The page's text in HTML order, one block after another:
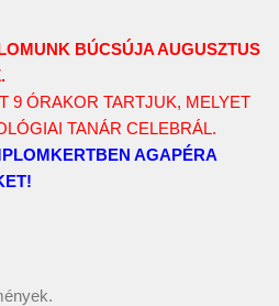
BÚCSÚJA AUGUSZTUS
9 ÓRAKOR TARTJUK, MELYET
TANÁR CELEBRÁL.
AGAPÉRA